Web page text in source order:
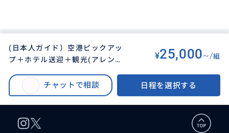
(日本人ガイド）空港ピックアッ
プ＋ホテル送迎＋観光(アレンジ
¥25,000~/組
チャットで相談 日程を選択する
(日本人ガイド）空港ピックアップ＋ホテル送迎＋観光(アレンジ可能)